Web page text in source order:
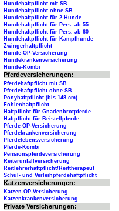
Hundehaftpflicht mit SB
Hundehaftpflicht ohne SB
Hundehaftpflicht für 2 Hunde
Hundehaftpflicht für Pers. ab 55
Hundehaftpflicht für Pers. ab 60
Hundehaftpflicht für Kampfhunde
Zwingerhaftpflicht
Hunde-OP-Versicherung
Hundekrankenversicherung
Hunde-Kombi
Pferdeversicherungen:
Pferdehaftpflicht mit SB
Pferdehaftpflicht ohne SB
Ponyhaftpflicht (bis 148 cm)
Fohlenhaftpflicht
Haftpflicht für Gnadenbrotpferde
Haftpflicht für Beistellpferde
Pferde-OP-Versicherung
Pferdekrankenversicherung
Pferdelebensversicherung
Pferde-Kombi
Pensionspferdeversicherung
Reiterunfallversicherung
Reitlehrerhaftpflicht/Reittherapeut
Schul- und Verleihpferdehaftpflicht
Katzenversicherungen:
Katzen-OP-Versicherung
Katzenkrankenversicherung
Private Versicherungen: